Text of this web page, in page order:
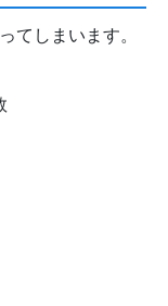
てしまいます。